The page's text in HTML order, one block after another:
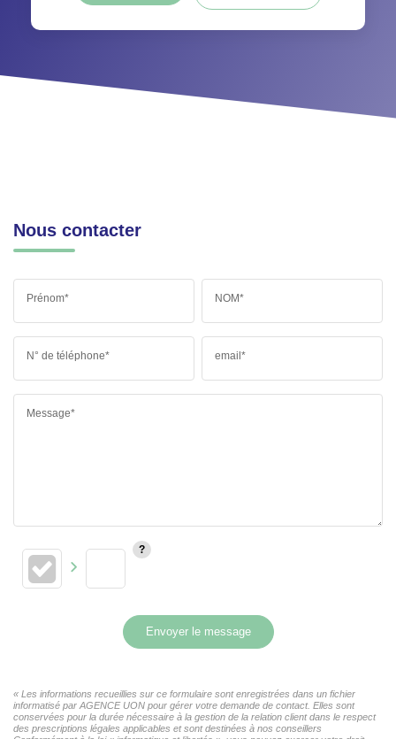
Nous contacter
Prénom* NOM*
N° de téléphone* email*
Message*
Envoyer le message
« Les informations recueillies sur ce formulaire sont enregistrées dans un fichier
informatisé par AGENCE UON pour gérer votre demande de contact. Elles sont
conservées pour la durée nécessaire à la gestion de la relation client dans le respect
des prescriptions légales applicables et sont destinées à nos conseillers